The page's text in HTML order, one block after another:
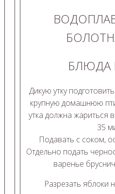
БЛЮДА
Дикую утку
крупную домашнюю
утка должна жариться
35
Подавать с соком,
Отдельно подать
варенье
Разрезать яблоки